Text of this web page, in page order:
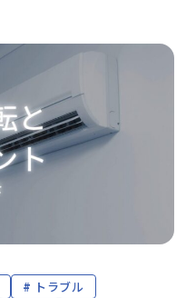
トラブル